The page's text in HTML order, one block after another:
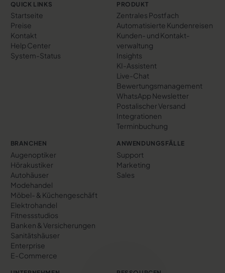
QUICK LINKS
Startseite
Preise
Kontakt
Help Center
System-Status
PRODUKT
Zentrales Postfach
Automatisierte Kundenreisen
Kunden- und Kontakt­
verwaltung
Insights
KI-Assistent
Live-Chat
Bewertungs­management
WhatsApp Newsletter
Postalischer Versand
Integrationen
Terminbuchung
BRANCHEN
Augenoptiker
Hörakustiker
Autohäuser
Modehandel
Möbel- & Küchengeschäft
Elektrohandel
Fitnessstudios
Banken & Versicherungen
Sanitätshäuser
Enterprise
E-Commerce
ANWENDUNGSFÄLLE
Support
Marketing
Sales